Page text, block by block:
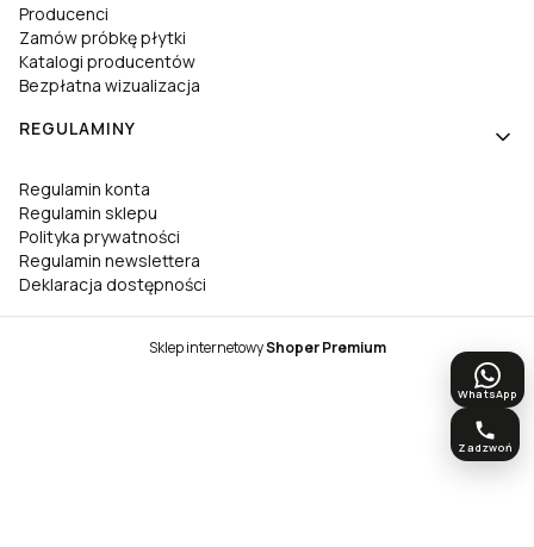
WhatsApp
Zadzwoń
Producenci
Zamów próbkę płytki
Katalogi producentów
Bezpłatna wizualizacja
REGULAMINY
Regulamin konta
Regulamin sklepu
Polityka prywatności
Regulamin newslettera
Deklaracja dostępności
Sklep internetowyShoper Premium